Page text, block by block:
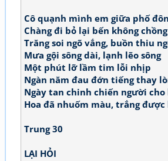
Cô quạnh mình em giữa phố
Chàng đi bỏ lại bến không chồng
Trăng soi ngõ vắng, buồn thiu
Mưa gội sông dài, lạnh lẽo sông
Một phút lỡ lầm tim lỗi nhịp
Ngàn năm đau đớn tiếng thay
Ngày tan chinh chiến người cho
Hoa đã nhuốm màu, trắng được
Trung 30
LẠI HỎI